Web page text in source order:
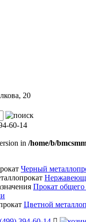
20
60-14
in /home/b/
Черный
Прокат общего
Цветной